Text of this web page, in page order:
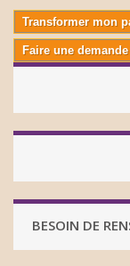
Transformer mon
Faire une
BESOIN DE